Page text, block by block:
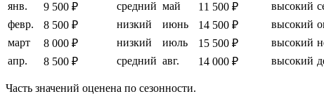
янв.
9 500 ₽ средний май 11 500 ₽ высокий
февр.
8 500 ₽ низкий июнь 14 500 ₽ высокий
март
8 000 ₽ низкий июль 15 500 ₽ высокий
апр.
8 500 ₽ средний авг. 14 000 ₽ высокий
Часть значений оценена по сезонности.